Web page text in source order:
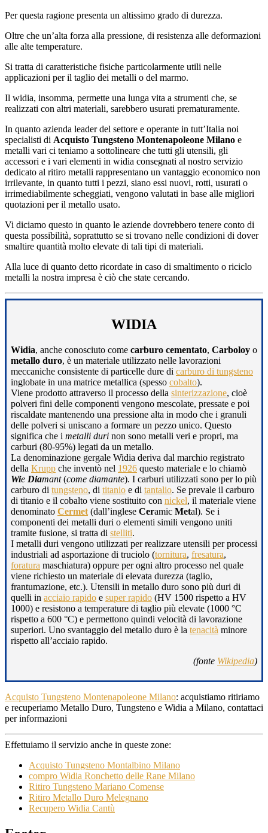
Per questa ragione presenta un altissimo grado di durezza.
Oltre che un’alta forza alla pressione, di resistenza alle deformazioni
alle alte temperature.
Si tratta di caratteristiche fisiche particolarmente utili nelle
applicazioni per il taglio dei metalli o del marmo.
Il widia, insomma, permette una lunga vita a strumenti che, se
realizzati con altri materiali, sarebbero usurati prematuramente.
In quanto azienda leader del settore e operante in tutt’Italia noi
specialisti di Acquisto Tungsteno Montenapoleone Milano e
metalli vari ci teniamo a sottolineare che tutti gli utensili, gli
accessori e i vari elementi in widia consegnati al nostro servizio
dedicato al ritiro metalli rappresentano un vantaggio economico non
irrilevante, in quanto tutti i pezzi, siano essi nuovi, rotti, usurati o
irrimediabilmente scheggiati, vengono valutati in base alle migliori
quotazioni per il metallo usato.
Vi diciamo questo in quanto le aziende dovrebbero tenere conto di
questa possibilità, soprattutto se si trovano nelle condizioni di dover
smaltire quantità molto elevate di tali tipi di materiali.
Alla luce di quanto detto ricordate in caso di smaltimento o riciclo
metalli la nostra impresa è ciò che state cercando.
WIDIA
Widia, anche conosciuto come carburo cementato, Carboloy o
metallo duro, è un materiale utilizzato nelle lavorazioni
meccaniche consistente di particelle dure di carburo di tungsteno
inglobate in una matrice metallica (spesso cobalto).
Viene prodotto attraverso il processo della sinterizzazione, cioè
polveri fini delle componenti vengono mescolate, pressate e poi
riscaldate mantenendo una pressione alta in modo che i granuli
delle polveri si uniscano a formare un pezzo unico. Questo
significa che i metalli duri non sono metalli veri e propri, ma
carburi (80-95%) legati da un metallo.
La denominazione gergale Widia deriva dal marchio registrato
della Krupp che inventò nel 1926 questo materiale e lo chiamò
Wie Diamant(come diamante). I carburi utilizzati sono per lo più
carburo di tungsteno, di titanio e di tantalio. Se prevale il carburo
di titanio e il cobalto viene sostituito con nickel, il materiale viene
denominato Cermet (dall’inglese Ceramic Metal). Se i
componenti dei metalli duri o elementi simili vengono uniti
tramite fusione, si tratta di stelliti.
I metalli duri vengono utilizzati per realizzare utensili per processi
industriali ad asportazione di truciolo (tornitura, fresatura,
foratura maschiatura) oppure per ogni altro processo nel quale
viene richiesto un materiale di elevata durezza (taglio,
frantumazione, etc.). Utensili in metallo duro sono più duri di
quelli in acciaio rapido e super rapido (HV 1500 rispetto a HV
1000) e resistono a temperature di taglio più elevate (1000 °C
rispetto a 600 °C) e permettono quindi velocità di lavorazione
superiori. Uno svantaggio del metallo duro è la tenacità minore
rispetto all’acciaio rapido.
(fonte Wikipedia)
Acquisto Tungsteno Montenapoleone Milano: acquistiamo ritiriamo
e recuperiamo Metallo Duro, Tungsteno e Widia a Milano, contattaci
per informazioni
Effettuiamo il servizio anche in queste zone:
Acquisto Tungsteno Montalbino Milano
compro Widia Ronchetto delle Rane Milano
Ritiro Tungsteno Mariano Comense
Ritiro Metallo Duro Melegnano
Recupero Widia Cantù